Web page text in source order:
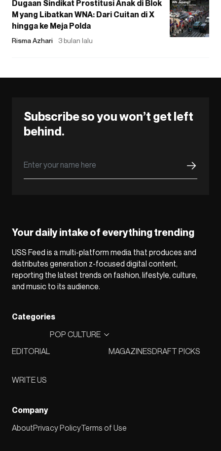
Dugaan Sindikat Prostitusi Anak di Blok
M yang Libatkan WNA: Dari Cuitan di X
hingga ke Meja Polda
Risma Azhari 3 bulan lalu
Subscribe so you won’t get left
behind.
Your daily intake of everything trending
USS Feed is a multi-platform media that produces and
distributes generation z-focused digital content,
reporting the latest trends on fashion, lifestyle, culture,
and music to its audience.
Categories
EDITORIAL
POP CULTURE
MAGAZINESDRAFT PICKS
WRITE US
Company
AboutPrivacy PolicyTerms of Use